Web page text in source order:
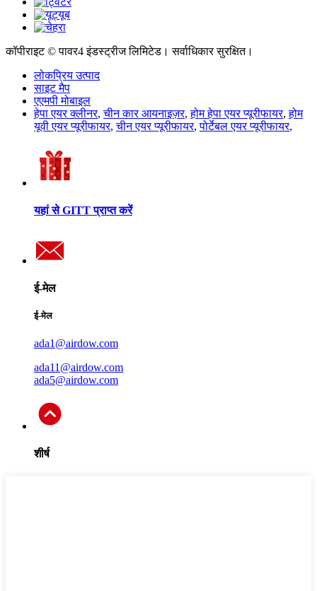
कॉपीराइट © पावर4 इंडस्ट्रीज लिमिटेड। सर्वाधिकार सुरक्षित।
लोकप्रिय उत्पाद
साइट मैप
एएमपी मोबाइल
हेपा एयर क्लीनर,चीन कार आयनाइज़र,होम हेपा एयर प्यूरीफायर,होम
यूवी एयर प्यूरीफायर,चीन एयर प्यूरीफायर,पोर्टेबल एयर प्यूरीफायर,
यहां से GITT प्राप्त करें
ई-मेल
ई-मेल
ada1@airdow.com
ada11@airdow.com
ada5@airdow.com
शीर्ष